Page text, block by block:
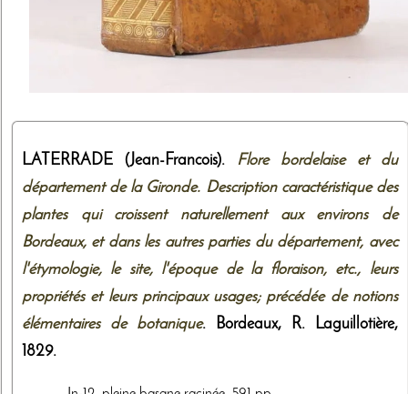
LATERRADE (Jean-Francois). Flore bordelaise et du
département de la Gironde. Description caractéristique des
plantes qui croissent naturellement aux environs de
Bordeaux, et dans les autres parties du département, avec
l'étymologie, le site, l'époque de la floraison, etc., leurs
propriétés et leurs principaux usages; précédée de notions
élémentaires de botanique. Bordeaux, R. Laguillotière,
1829.